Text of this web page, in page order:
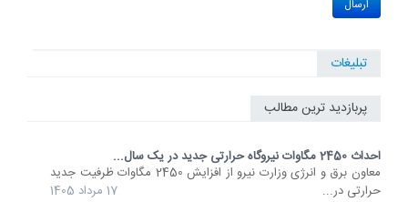
تبلیغات
پربازدید ترین مطالب
احداث 2450 مگاوات نیروگاه حرارتی جدید در یک سال...
معاون برق و انرژی وزارت نیرو از افزایش 2450 مگاوات ظرفیت جدید
حرارتی در...
17 مرداد 1405